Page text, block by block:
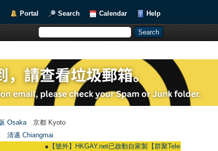
Portal Search Calendar Help
Osaka 京都 Kyoto
清邁 Chiangmai
【號外】HKGAY.net已啟動自家製【群聚Telegram群組】